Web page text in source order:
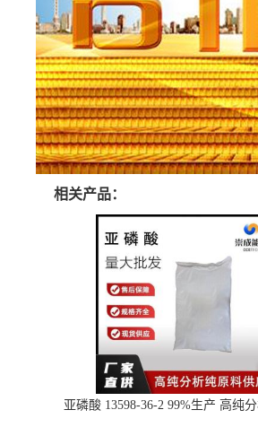
相关产品：
亚磷酸 13598-36-2 99%生产 高纯